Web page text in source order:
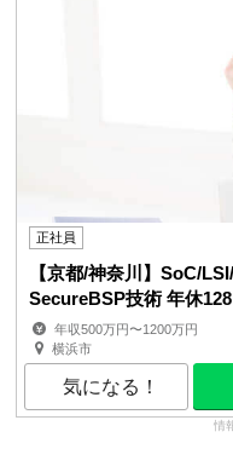
正社員
【京都/神奈川】SoC/
SecureBSP技術 年休128
年収500万円〜1200万円
横浜市
気になる！
情